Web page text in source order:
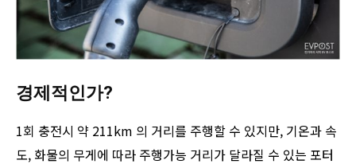
경제적인가?
1회 충전시 약 211km 의 거리를 주행할 수 있지만, 기온과 속
도, 화물의 무게에 따라 주행가능 거리가 달라질 수 있는 포터